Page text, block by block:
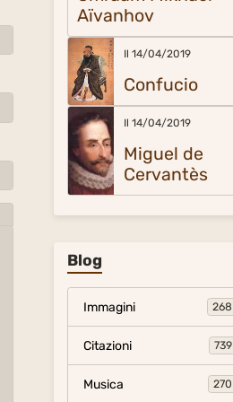
Aïvanhov
Il 14/04/2019
Confucio
Il 14/04/2019
Miguel de
Cervantès
Blog
Immagini 268
Citazioni 739
Musica 270